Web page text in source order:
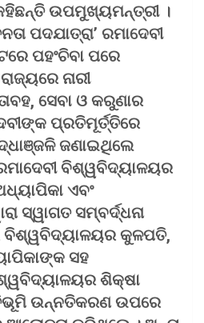
ଉପମୁଖ୍ୟମନ୍ତ୍ରୀ ।
ପଦଯାତ୍ରା’ ରମାଦେବୀ
ପହଂଚିବା ପରେ
ନାରୀ
ସେବା ଓ କରୁଣାର
ପ୍ରତିମୂର୍ତ୍ତିରେ
ଜଣାଇଥିଲେ
ବିଶ୍ୱବିଦ୍ୟାଳୟର
ଏବଂ
ସ୍ୱାଗତ ସମ୍ବର୍ଦ୍ଧନା
ବିଶ୍ୱବିଦ୍ୟାଳୟର କୁଳପତି,
ସହ
ଶିକ୍ଷା
ଉନ୍ନତିକରଣ ଉପରେ